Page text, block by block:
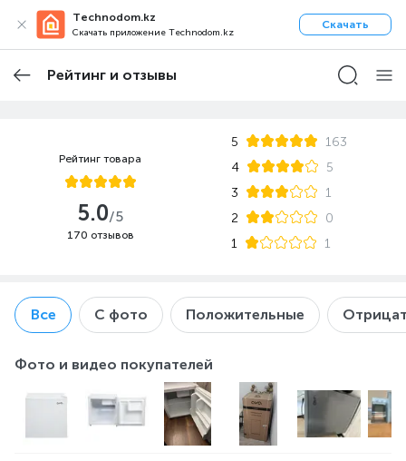
Technodom.kz
Скачать приложение Technodom.kz
Скачать
Рейтинг и отзывы
Все С фото Положительные
Фото и видео покупателей
Рейтинг товара
5.0/5
170 отзывов
5
163
4
5
3
1
2
0
1
1